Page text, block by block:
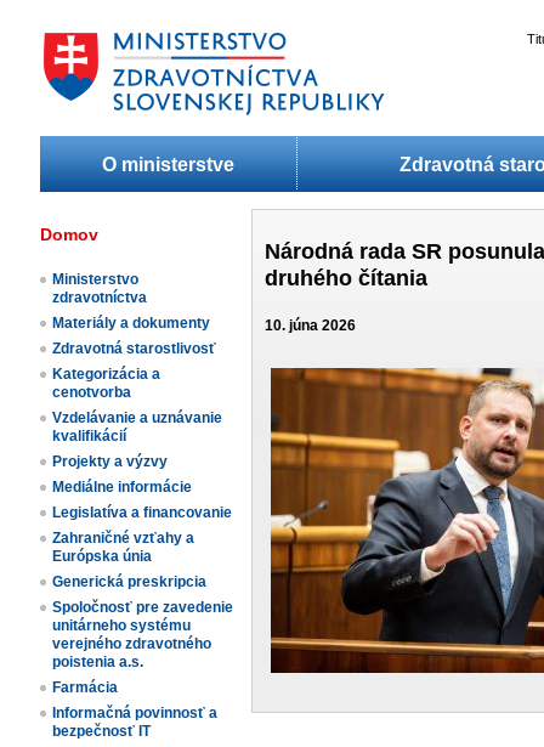
O ministerstve Zdravotná
Domov
Ministerstvo
zdravotníctva
Materiály a dokumenty
Zdravotná starostlivosť
Kategorizácia a
cenotvorba
Vzdelávanie a uznávanie
kvalifikácií
Projekty a výzvy
Mediálne informácie
Legislatíva a financovanie
Zahraničné vzťahy a
Európska únia
Generická preskripcia
Spoločnosť pre zavedenie
unitárneho systému
verejného zdravotného
poistenia a.s.
Farmácia
Informačná povinnosť a
bezpečnosť IT
Národná rada SR
druhého čítania
10. júna 2026